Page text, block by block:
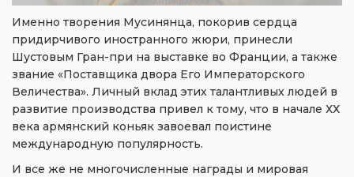
Именно творения Мусинянца, покорив сердца
придирчивого иностранного жюри, принесли
Шустовым Гран-при на выставке во Франции, а также
звание «Поставщика двора Его Императорского
Величества». Личный вклад этих талантливых людей в
развитие производства привел к тому, что в начале ХХ
века армянский коньяк завоевал поистине
международную популярность.
И все же не многочисленные награды и мировая